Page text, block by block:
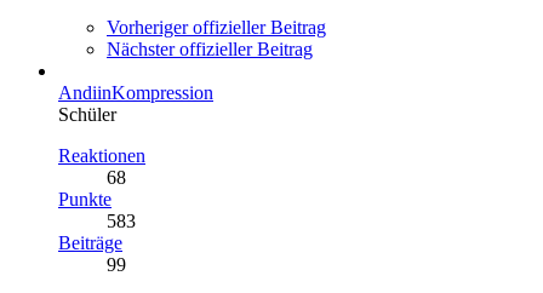
Vorheriger offizieller Beitrag
Nächster offizieller Beitrag
AndiinKompression
Schüler
Reaktionen
68
Punkte
583
Beiträge
99